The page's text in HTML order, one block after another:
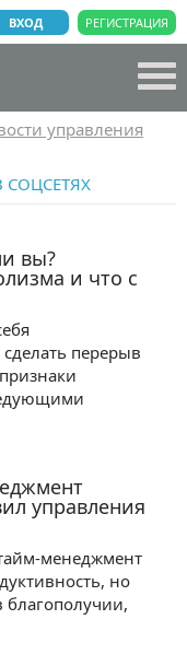
РЕГИСТРАЦИЯ
ВХОД
управления
СОЦСЕТЯХ
вы?
и что с
перерыв
управления
менеджмент
но
благополучии,